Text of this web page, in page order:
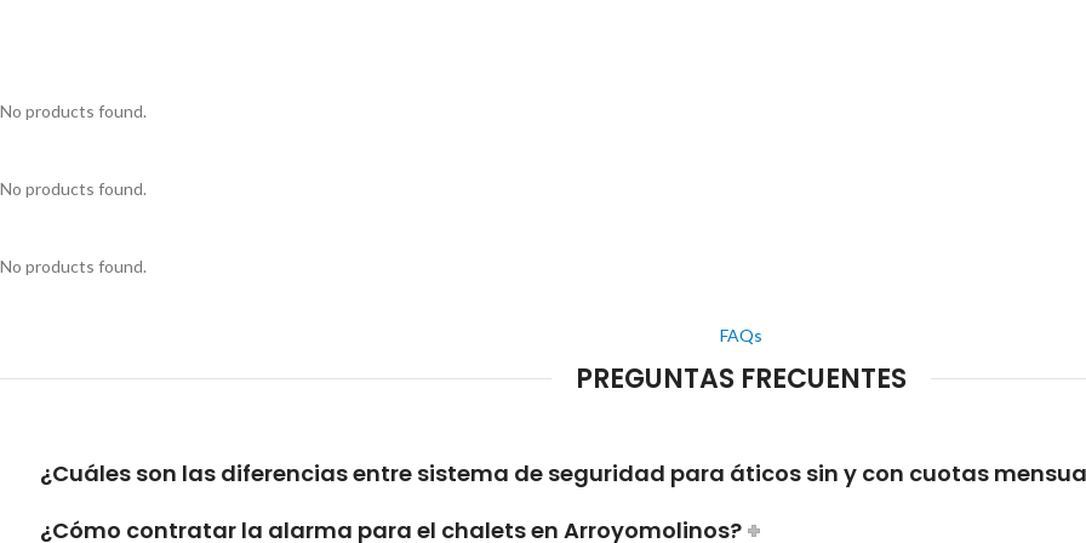
No products found.
No products found.
No products found.
FAQs
PREGUNTAS FRECUENTES
¿Cuáles son las diferencias entre sistema de seguridad para áticos sin y con cuotas
¿Cómo contratar la alarma para el chalets en Arroyomolinos?